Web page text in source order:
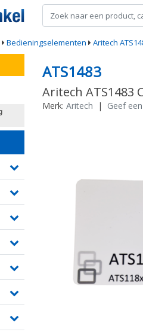
Bedieningselementen Aritech
ATS1483
Aritech ATS1483
Merk: Aritech | Geef